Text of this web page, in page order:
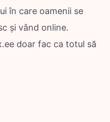
în care oamenii se
și vând online.
doar fac ca totul să